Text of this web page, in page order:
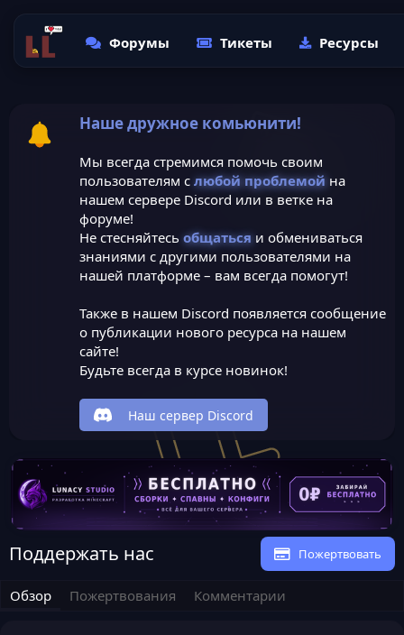
Форумы Тикеты Ресурсы
Наше дружное комьюнити!
Мы всегда стремимся помочь своим
пользователям с любой проблемойна
нашем сервере Discord или в ветке на
форуме!
Не стесняйтесь общатьсяи обмениваться
знаниями с другими пользователями на
нашей платформе – вам всегда помогут!
Также в нашем Discord появляется сообщение
о публикации нового ресурса на нашем
сайте!
Будьте всегда в курсе новинок!
Наш сервер Discord
Поддержать нас Пожертвовать
Обзор Пожертвования Комментарии